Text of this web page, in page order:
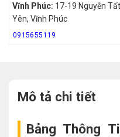
Vĩnh Phúc: 17-19 Nguyễn
Yên, Vĩnh Phúc
0915655119
Mô tả chi tiết
Bảng Thông